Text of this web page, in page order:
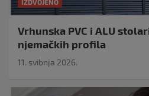
Vrhunska PVC i ALU
njemačkih profila
11. svibnja 2026.